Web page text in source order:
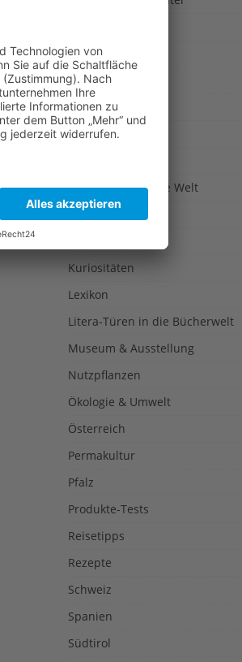
Hochwasser
Ideen-Reich
Italien
Japan
Kulinarisch um die Welt
Kultur
Kuriositäten
Lexikon
Litera-Türen in die Bücherwelt
Museum & Ausstellung
Nutzpflanzen
Ökologie & Umwelt
Österreich
Permakultur
Pfalz
Produkte-Tests
Reisetipps
Rezepte
Schweiz
Spanien
Südtirol